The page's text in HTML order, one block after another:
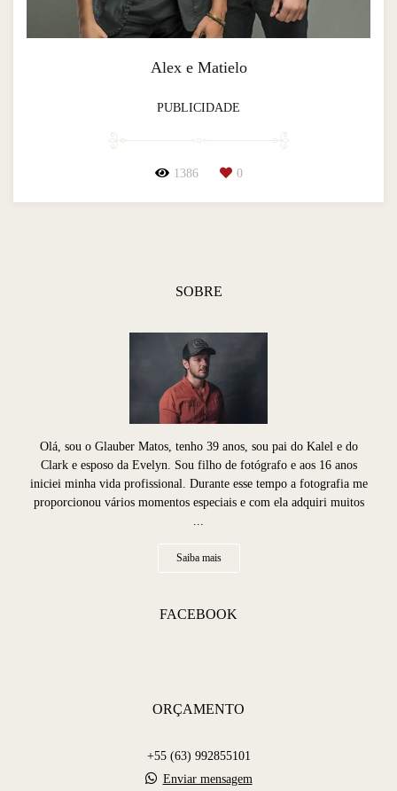
Alex e Matielo
PUBLICIDADE
1386 0
SOBRE
Olá, sou o Glauber Matos, tenho 39 anos, sou pai do Kalel e do
Clark e esposo da Evelyn. Sou filho de fotógrafo e aos 16 anos
iniciei minha vida profissional. Durante esse tempo a fotografia me
proporcionou vários momentos especiais e com ela adquiri muitos
...
Saiba mais
FACEBOOK
ORÇAMENTO
+55 (63) 992855101
Enviar mensagem